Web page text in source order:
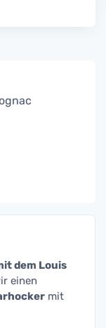
dem Louis
einen
mit